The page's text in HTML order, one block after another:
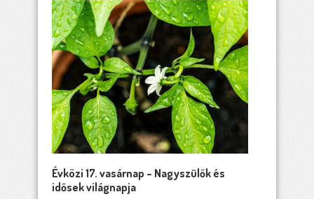
Évközi 17. vasárnap – Nagyszülők és
idősek világnapja